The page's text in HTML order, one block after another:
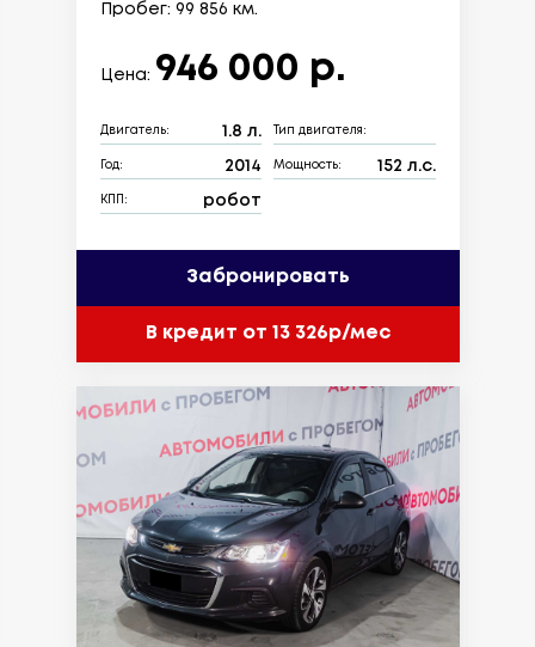
Пробег: 99 856 км.
Цена: 946 000 р.
Двигатель: 1.8 л. Тип двигателя:
Год: 2014 Мощность: 152 л.с.
КПП: робот
Забронировать
В кредит от 13 326р/мес